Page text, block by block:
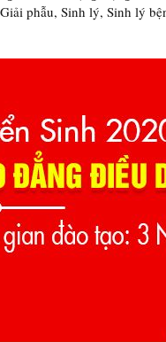
phẫu, Sinh lý, Sinh lý